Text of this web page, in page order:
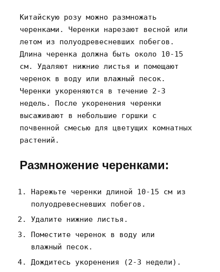
Китайскую розу можно размножать
черенками. Черенки нарезают весной или
летом из полуодревесневших побегов.
Длина черенка должна быть около 10-15
см. Удаляют нижние листья и помещают
черенок в воду или влажный песок.
Черенки укореняются в течение 2-3
недель. После укоренения черенки
высаживают в небольшие горшки с
почвенной смесью для цветущих комнатных
растений.
Размножение черенками:
Нарежьте черенки длиной 10-15 см из
полуодревесневших побегов.
Удалите нижние листья.
Поместите черенок в воду или
влажный песок.
Дождитесь укоренения (2-3 недели).